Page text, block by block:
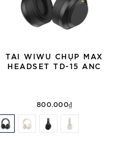
TAI WIWU CHỤP MAX
HEADSET TD-15 ANC
800.000₫